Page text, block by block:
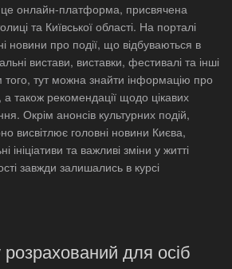
онлайн-платформа, присвячена
та Київської області. На порталі
новини про події, що відбуваються в
вистави, виставки, фестивалі та інші
того, тут можна знайти інформацію про
а також рекомендації щодо цікавих
Окрім анонсів культурних подій,
висвітлює головні новини Києва,
ініціативи та важливі зміни у житті
завжди залишались в курсі
для осіб